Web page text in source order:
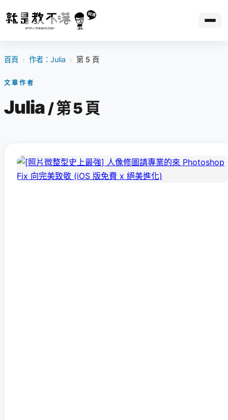
首頁 › 作者：Julia › 第 5 頁
文章作者
Julia / 第 5 頁